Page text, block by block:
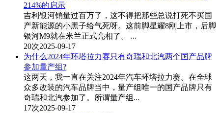
214%的启示
吉利银河销量过百万了，这不得把那些总说打死不买国
产新能源的小黑子给气死呀。这前脚星耀8刚上市，后脚
银河M9就在米兰正式亮相了。 ...
20次2025-09-17
为什么2024年环塔拉力赛只有奇瑞和北汽两个国产品牌
参加量产组?
这两天，我一直在关注2024年汽车环塔拉力赛。在全球
众多改装的汽车品牌当中，量产组唯一的国产品牌只有
奇瑞和北汽参加了。所谓量产组...
17次2025-09-17